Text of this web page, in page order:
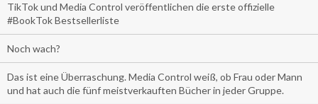
TikTok und Media Control veröffentlichen die erste offizielle
#BookTok Bestsellerliste
Noch wach?
Das ist eine Überraschung. Media Control weiß, ob Frau oder Mann
und hat auch die fünf meistverkauften Bücher in jeder Gruppe.